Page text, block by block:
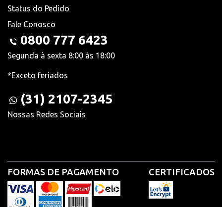
Status do Pedido
Fale Conosco
0800 777 6423
Segunda à sexta 8:00 às 18:00
*Exceto feriados
(31) 2107-2345
Nossas Redes Sociais
FORMAS DE PAGAMENTO CERTIFICADOS